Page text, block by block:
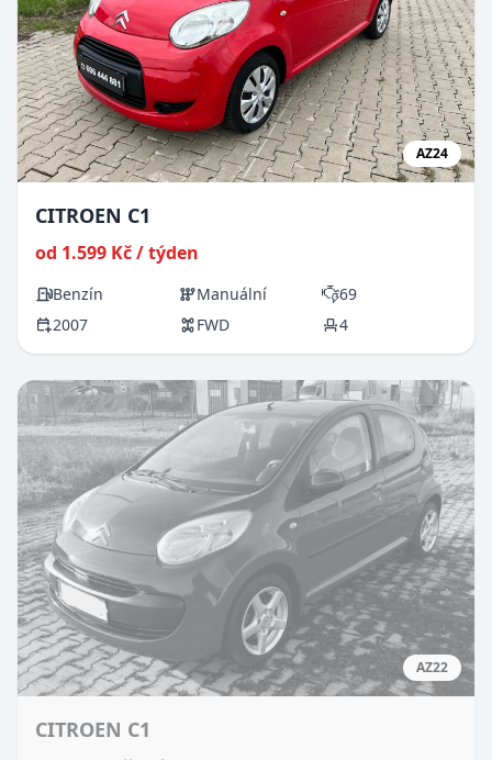
AZ24
CITROEN C1
od 1.599 Kč / týden
Benzín Manuální
69
2007
FWD 4
AZ22
CITROEN C1